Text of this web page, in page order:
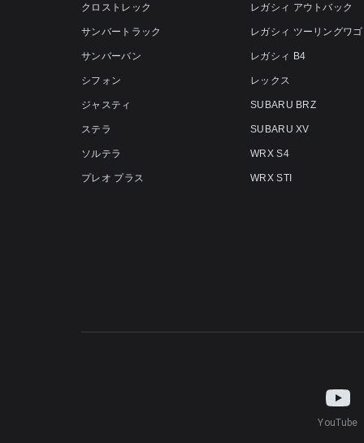
クロストレック
サンバートラック
サンバーバン
シフォン
ジャスティ
ステラ
ソルテラ
プレオ プラス
レガシィ アウトバック
レガシィ ツーリングワ
レガシィ B4
レックス
SUBARU BRZ
SUBARU XV
WRX S4
WRX STI
YouTube